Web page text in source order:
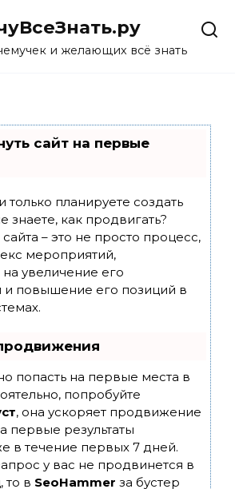
и желающих всё знать
сайт на первые
только планируете создать
знаете, как продвигать?
– это не просто процесс,
мероприятий,
увеличение его
и повышение его позиций в
попасть на первые места в
попробуйте
, она ускоряет продвижение
первые результаты
в течение первых 7 дней.
у вас не продвинется в
то в SeoHammer за бустер